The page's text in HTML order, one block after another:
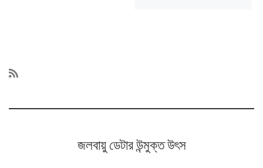
জলবায়ু ডেটার উন্মুক্ত উৎস